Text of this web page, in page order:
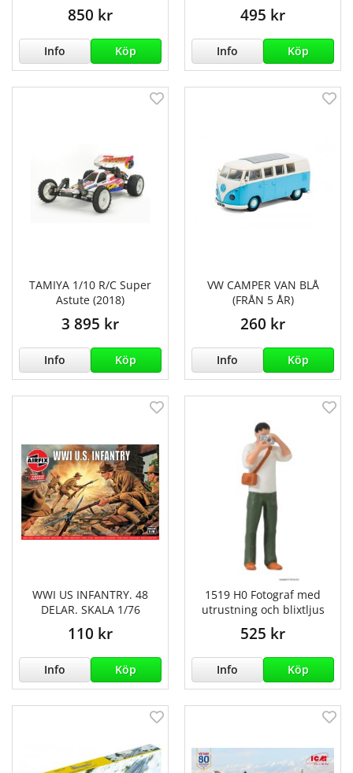
850 kr
Info Köp
495 kr
Info Köp
TAMIYA 1/10 R/C Super
Astute (2018)
3 895 kr
Info Köp
VW CAMPER VAN BLÅ
(FRÅN 5 ÅR)
260 kr
Info Köp
WWI US INFANTRY. 48
DELAR. SKALA 1/76
110 kr
Info Köp
1519 H0 Fotograf med
utrustning och blixtljus
525 kr
Info Köp